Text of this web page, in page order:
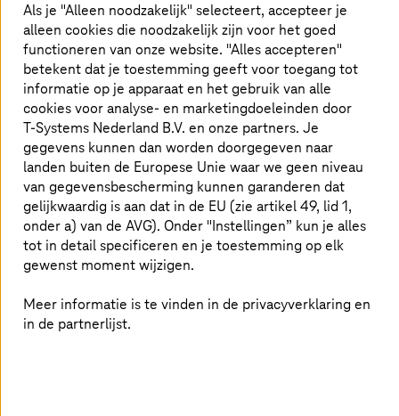
SAP en AI: het perfecte duo voor innovatie
Ontdek hoe oplossingen met geïntegreerde AI zoals
Smart Monitor het beheer van SAP BTP vereenvoudigen.
Als je "Alleen noodzakelijk" selecteert, accepteer je
alleen cookies die noodzakelijk zijn voor het goed
functioneren van onze website. "Alles accepteren"
betekent dat je toestemming geeft voor toegang tot
informatie op je apparaat en het gebruik van alle
cookies voor analyse- en marketingdoeleinden door
T-Systems Nederland B.V. en onze partners. Je
gegevens kunnen dan worden doorgegeven naar
landen buiten de Europese Unie waar we geen niveau
van gegevensbescherming kunnen garanderen dat
gelijkwaardig is aan dat in de EU (zie artikel 49, lid 1,
onder a) van de AVG). Onder "Instellingen” kun je alles
tot in detail specificeren en je toestemming op elk
gewenst moment wijzigen.
Meer informatie is te vinden in de privacyverklaring en
in de partnerlijst.